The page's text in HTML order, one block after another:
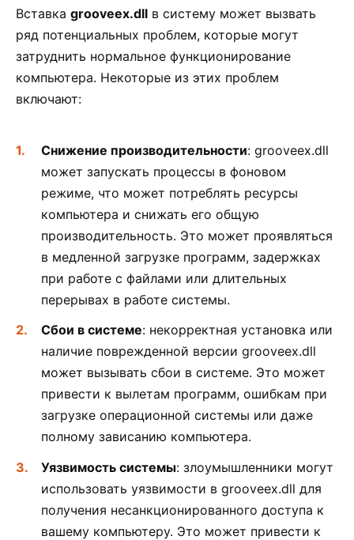
Вставка grooveex.dll в систему может вызвать
ряд потенциальных проблем, которые могут
затруднить нормальное функционирование
компьютера. Некоторые из этих проблем
включают:
Снижение производительности: grooveex.dll
может запускать процессы в фоновом
режиме, что может потреблять ресурсы
компьютера и снижать его общую
производительность. Это может проявляться
в медленной загрузке программ, задержках
при работе с файлами или длительных
перерывах в работе системы.
Сбои в системе: некорректная установка или
наличие поврежденной версии grooveex.dll
может вызывать сбои в системе. Это может
привести к вылетам программ, ошибкам при
загрузке операционной системы или даже
полному зависанию компьютера.
Уязвимость системы: злоумышленники могут
использовать уязвимости в grooveex.dll для
получения несанкционированного доступа к
вашему компьютеру. Это может привести к